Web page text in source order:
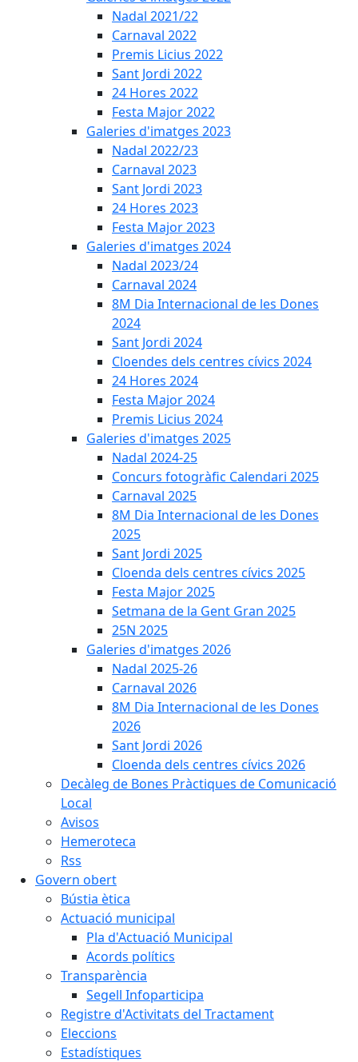
Nadal 2021/22
Carnaval 2022
Premis Licius 2022
Sant Jordi 2022
24 Hores 2022
Festa Major 2022
Galeries d'imatges 2023
Nadal 2022/23
Carnaval 2023
Sant Jordi 2023
24 Hores 2023
Festa Major 2023
Galeries d'imatges 2024
Nadal 2023/24
Carnaval 2024
8M Dia Internacional de les Dones
2024
Sant Jordi 2024
Cloendes dels centres cívics 2024
24 Hores 2024
Festa Major 2024
Premis Licius 2024
Galeries d'imatges 2025
Nadal 2024-25
Concurs fotogràfic Calendari 2025
Carnaval 2025
8M Dia Internacional de les Dones
2025
Sant Jordi 2025
Cloenda dels centres cívics 2025
Festa Major 2025
Setmana de la Gent Gran 2025
25N 2025
Galeries d'imatges 2026
Nadal 2025-26
Carnaval 2026
8M Dia Internacional de les Dones
2026
Sant Jordi 2026
Cloenda dels centres cívics 2026
Decàleg de Bones Pràctiques de Comunicació
Local
Avisos
Hemeroteca
Rss
Govern obert
Bústia ètica
Actuació municipal
Pla d'Actuació Municipal
Acords polítics
Transparència
Segell Infoparticipa
Registre d'Activitats del Tractament
Eleccions
Estadístiques